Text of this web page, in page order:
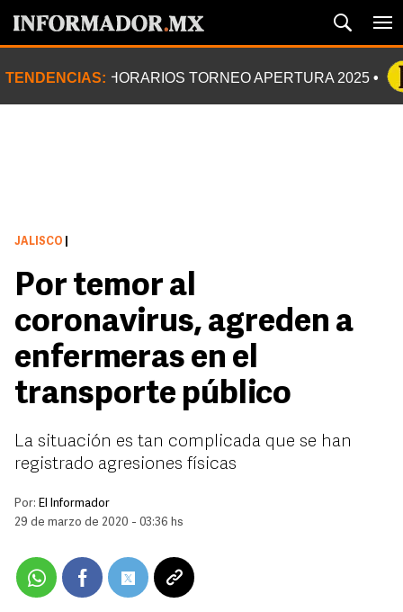
TENDENCIAS: HORARIOS TORNEO APERTURA 2025
JALISCO
Por temor al
coronavirus, agreden a
enfermeras en el
transporte público
La situación es tan complicada que se han
registrado agresiones físicas
Por: El Informador
29 de marzo de 2020 - 03:36 hs